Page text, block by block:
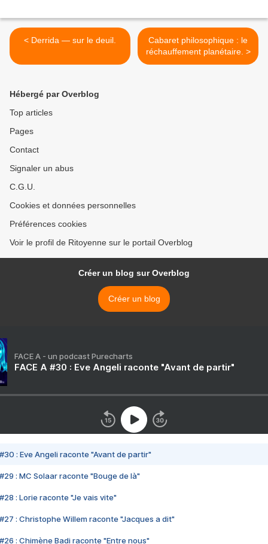
< Derrida — sur le deuil.
Cabaret philosophique : le
réchauffement planétaire. >
Hébergé par Overblog
Top articles
Pages
Contact
Signaler un abus
C.G.U.
Cookies et données personnelles
Préférences cookies
Voir le profil de Ritoyenne sur le portail Overblog
Créer un blog sur Overblog
Créer un blog
FACE A - un podcast Purecharts
FACE A #30 : Eve Angeli raconte "Avant de partir"
#30 : Eve Angeli raconte "Avant de partir"
#29 : MC Solaar raconte "Bouge de là"
#28 : Lorie raconte "Je vais vite"
#27 : Christophe Willem raconte "Jacques a dit"
#26 : Chimène Badi raconte "Entre nous"